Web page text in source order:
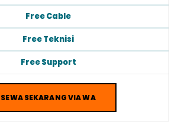
Free BBM Solar 12 Jam
Free Cable
Free Teknisi
Free Support
SEWA SEKARANG VIA WA